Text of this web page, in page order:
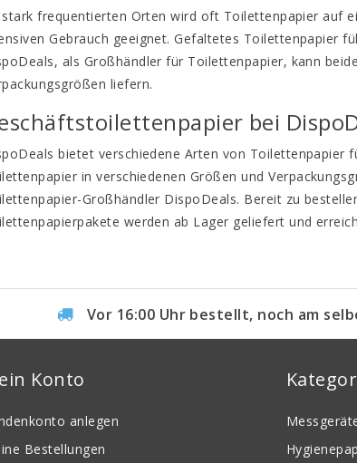
stark frequentierten Orten wird oft Toilettenpapier auf
Gebrauch geeignet. Gefaltetes Toilettenpapier
als Großhändler für Toilettenpapier, kann
liefern.
bei
bietet verschiedene Arten von
in verschiedenen Größen und
Großhändler DispoDeals. Bereit zu
werden ab Lager geliefert und
Vor 16:00 Uhr bestellt, noch am
Konto
anlegen
Bestellungen